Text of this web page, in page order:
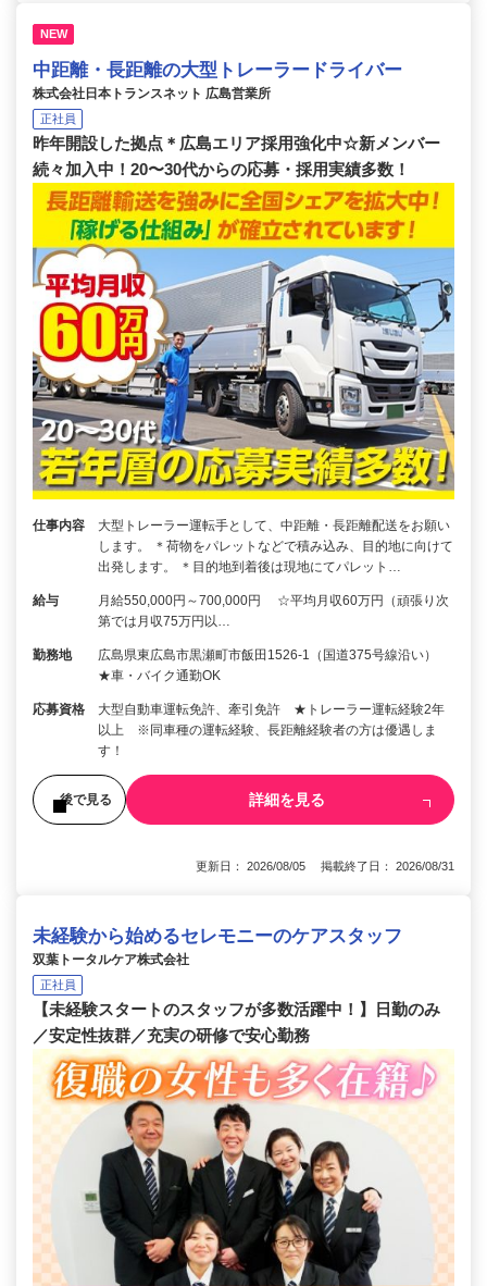
NEW
中距離・長距離の大型トレーラードライバー
株式会社日本トランスネット 広島営業所
正社員
昨年開設した拠点＊広島エリア採用強化中☆新メンバー
続々加入中！20〜30代からの応募・採用実績多数！
仕事内容
大型トレーラー運転手として、中距離・長距離配送をお願い
します。 ＊荷物をパレットなどで積み込み、目的地に向けて
出発します。 ＊目的地到着後は現地にてパレット…
給与
月給550,000円～700,000円 ☆平均月収60万円（頑張り次
第では月収75万円以…
勤務地
広島県東広島市黒瀬町市飯田1526-1（国道375号線沿い）
★車・バイク通勤OK
応募資格
大型自動車運転免許、牽引免許 ★トレーラー運転経験2年
以上 ※同車種の運転経験、長距離経験者の方は優遇しま
す！
後で見る 詳細を見る
更新日： 2026/08/05 掲載終了日： 2026/08/31
未経験から始めるセレモニーのケアスタッフ
双葉トータルケア株式会社
正社員
【未経験スタートのスタッフが多数活躍中！】日勤のみ
／安定性抜群／充実の研修で安心勤務